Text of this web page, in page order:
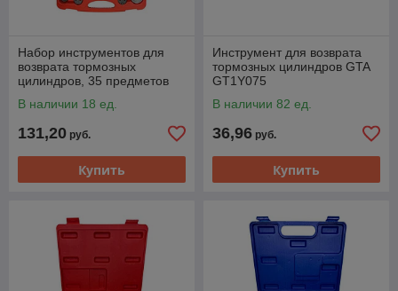
Набор инструментов для
возврата тормозных
цилиндров, 35 предметов
В наличии 18 ед.
131,20 руб.
Купить
Инструмент для возврата
тормозных цилиндров GTA
GT1Y075
В наличии 82 ед.
36,96 руб.
Купить